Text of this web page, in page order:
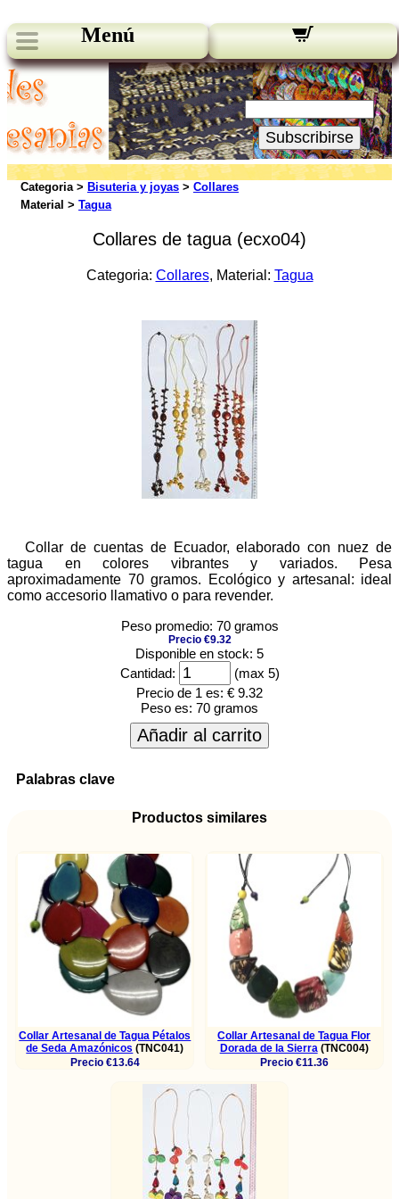
Menú
Novedades:
Su Email:
Subscribirse
Categoria > Bisuteria y joyas > Collares
Material > Tagua
Collares de tagua (ecxo04)
Categoria: Collares, Material: Tagua
Collar de cuentas de Ecuador, elaborado con nuez de
tagua en colores vibrantes y variados. Pesa
aproximadamente 70 gramos. Ecológico y artesanal: ideal
como accesorio llamativo o para revender.
Peso promedio: 70 gramos
Precio €9.32
Disponible en stock: 5
Cantidad:
(max 5)
Precio de 1 es: € 9.32
Peso es: 70 gramos
Añadir al carrito
Palabras clave
Productos similares
Collar Artesanal de Tagua Pétalos
de Seda Amazónicos (TNC041)
Precio €13.64
Collar Artesanal de Tagua Flor
Dorada de la Sierra(TNC004)
Precio €11.36